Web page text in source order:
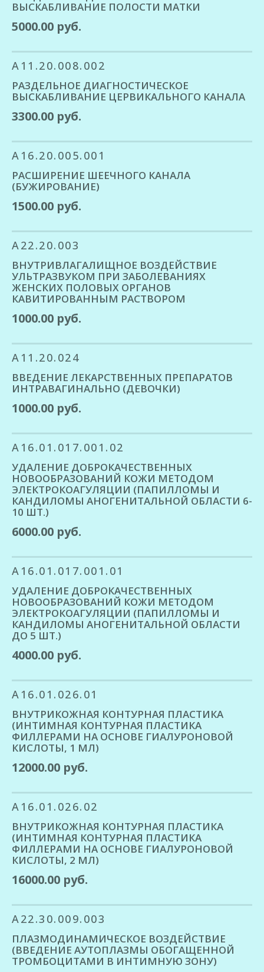
ВЫСКАБЛИВАНИЕ ПОЛОСТИ МАТКИ
5000.00 руб.
A11.20.008.002
РАЗДЕЛЬНОЕ ДИАГНОСТИЧЕСКОЕ
ВЫСКАБЛИВАНИЕ ЦЕРВИКАЛЬНОГО КАНАЛА
3300.00 руб.
A16.20.005.001
РАСШИРЕНИЕ ШЕЕЧНОГО КАНАЛА
(БУЖИРОВАНИЕ)
1500.00 руб.
A22.20.003
ВНУТРИВЛАГАЛИЩНОЕ ВОЗДЕЙСТВИЕ
УЛЬТРАЗВУКОМ ПРИ ЗАБОЛЕВАНИЯХ
ЖЕНСКИХ ПОЛОВЫХ ОРГАНОВ
КАВИТИРОВАННЫМ РАСТВОРОМ
1000.00 руб.
A11.20.024
ВВЕДЕНИЕ ЛЕКАРСТВЕННЫХ ПРЕПАРАТОВ
ИНТРАВАГИНАЛЬНО (ДЕВОЧКИ)
1000.00 руб.
A16.01.017.001.02
УДАЛЕНИЕ ДОБРОКАЧЕСТВЕННЫХ
НОВООБРАЗОВАНИЙ КОЖИ МЕТОДОМ
ЭЛЕКТРОКОАГУЛЯЦИИ (ПАПИЛЛОМЫ И
КАНДИЛОМЫ АНОГЕНИТАЛЬНОЙ ОБЛАСТИ 6-
10 ШТ.)
6000.00 руб.
A16.01.017.001.01
УДАЛЕНИЕ ДОБРОКАЧЕСТВЕННЫХ
НОВООБРАЗОВАНИЙ КОЖИ МЕТОДОМ
ЭЛЕКТРОКОАГУЛЯЦИИ (ПАПИЛЛОМЫ И
КАНДИЛОМЫ АНОГЕНИТАЛЬНОЙ ОБЛАСТИ
ДО 5 ШТ.)
4000.00 руб.
A16.01.026.01
ВНУТРИКОЖНАЯ КОНТУРНАЯ ПЛАСТИКА
(ИНТИМНАЯ КОНТУРНАЯ ПЛАСТИКА
ФИЛЛЕРАМИ НА ОСНОВЕ ГИАЛУРОНОВОЙ
КИСЛОТЫ, 1 МЛ)
12000.00 руб.
A16.01.026.02
ВНУТРИКОЖНАЯ КОНТУРНАЯ ПЛАСТИКА
(ИНТИМНАЯ КОНТУРНАЯ ПЛАСТИКА
ФИЛЛЕРАМИ НА ОСНОВЕ ГИАЛУРОНОВОЙ
КИСЛОТЫ, 2 МЛ)
16000.00 руб.
A22.30.009.003
ПЛАЗМОДИНАМИЧЕСКОЕ ВОЗДЕЙСТВИЕ
(ВВЕДЕНИЕ АУТОПЛАЗМЫ ОБОГАЩЕННОЙ
ТРОМБОЦИТАМИ В ИНТИМНУЮ ЗОНУ)